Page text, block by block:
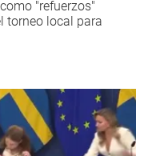
"refuerzos"
torneo local para